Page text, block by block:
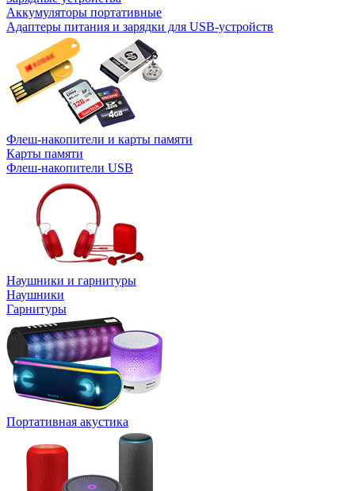
Аккумуляторы портативные
Адаптеры питания и зарядки для USB-устройств
Флеш-накопители и карты памяти
Карты памяти
Флеш-накопители USB
Наушники и гарнитуры
Наушники
Гарнитуры
Портативная акустика